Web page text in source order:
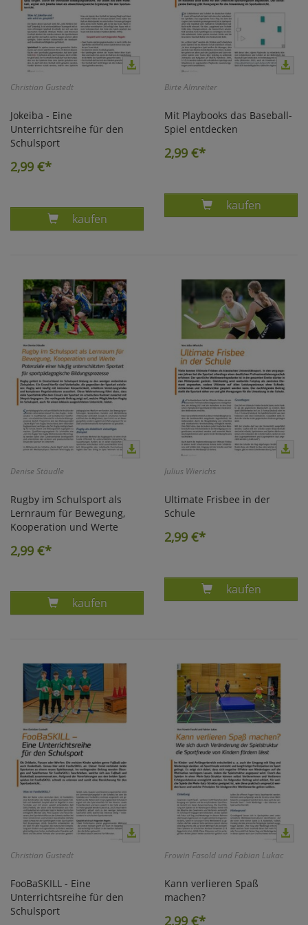
Christian Gustedt
Jokeiba - Eine
Unterrichtsreihe für den
Schulsport
2,99 €*
Produkt JOKEIBA - EINE UNTERRICHTS- REIHE
kaufen
Birte Almreiter
Mit Playbooks das Baseball-
Spiel entdecken
2,99 €*
Produkt MIT
kaufen
Denise Stäudle
Rugby im Schulsport als
Lernraum für Bewegung,
Kooperation und Werte
2,99 €*
Produkt RUGBY IN DER SCHULE ALS LERN-
kaufen
Julius Wierichs
Ultimate Frisbee in der
Schule
2,99 €*
Produkt
kaufen
Christian Gustedt
FooBaSKILL - Eine
Unterrichtsreihe für den
Schulsport
Frowin Fasold und Fabian Lukac
Kann verlieren Spaß
machen?
2,99 €*